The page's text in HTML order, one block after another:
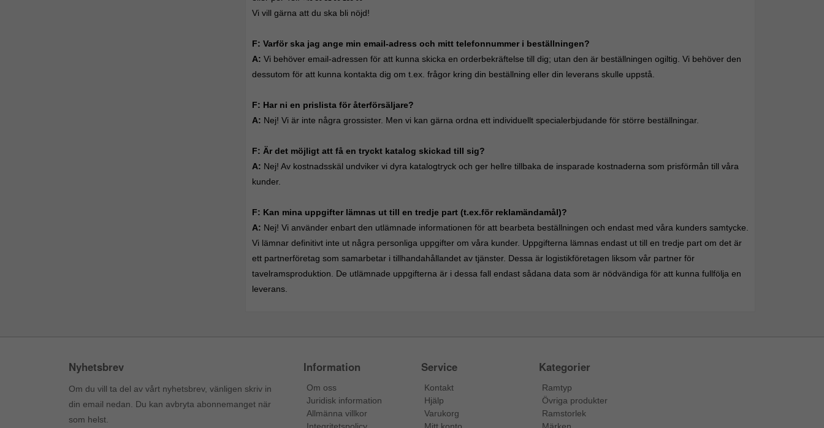
Vi vill gärna att du ska bli nöjd!
F: Varför ska jag ange min email-adress och mitt telefonnummer i beställningen?
A: Vi behöver email-adressen för att kunna skicka en orderbekräftelse till dig; utan den är beställningen ogiltig. Vi behöver den
dessutom för att kunna kontakta dig om t.ex. frågor kring din beställning eller din leverans skulle uppstå.
F: Har ni en prislista för återförsäljare?
A: Nej! Vi är inte några grossister. Men vi kan gärna ordna ett individuellt specialerbjudande för större beställningar.
F: Är det möjligt att få en tryckt katalog skickad till sig?
A: Nej! Av kostnadsskäl undviker vi dyra katalogtryck och ger hellre tillbaka de insparade kostnaderna som prisförmån till våra
kunder.
F: Kan mina uppgifter lämnas ut till en tredje part (t.ex.för reklamändamål)?
A: Nej! Vi använder enbart den utlämnade informationen för att bearbeta beställningen och endast med våra kunders samtycke.
Vi lämnar definitivt inte ut några personliga uppgifter om våra kunder. Uppgifterna lämnas endast ut till en tredje part om det är
ett partnerföretag som samarbetar i tillhandahållandet av tjänster. Dessa är logistikföretagen liksom vår partner för
tavelramsproduktion. De utlämnade uppgifterna är i dessa fall endast sådana data som är nödvändiga för att kunna fullfölja en
leverans.
Nyhetsbrev
Om du vill ta del av vårt nyhetsbrev, vänligen skriv in
din email nedan. Du kan avbryta abonnemanget när
som helst.
Information
Om oss
Juridisk information
Allmänna villkor
Service
Kontakt
Hjälp
Varukorg
Kategorier
Ramtyp
Övriga produkter
Ramstorlek